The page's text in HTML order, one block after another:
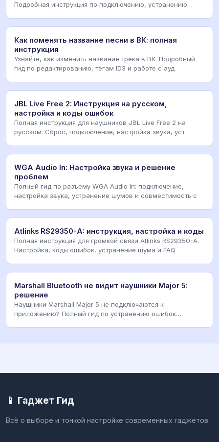
Подробная инструкция по подключению, устранению
Как поменять название песни в ВК: полная
инструкция
Узнайте, как изменить название трека в ВК. Подробный
гид по редактированию, тегам ID3 и работе с ауд
JBL Live Free 2: Инструкция на русском,
настройка и коды ошибок
Полная инструкция для наушников JBL Live Free 2 на
русском. Сброс, подключение, настройка звука, уст
WGA Audio In: Настройка звука и решение
проблем
Полный гид по разъему WGA Audio In: подключение,
настройка звука, устранение шумов и совместимость с
Atlinks RS29350-A: инструкция, настройка и коды
Полная инструкция для громкой связи Atlinks RS29350-A.
Настройка, коды ошибок, устранение шума и FAQ
Marshall Bluetooth не видит наушники Major 5:
решение
Наушники Marshall Major 5 не подключаются к
приложению? Полный гид по устранению ошибок
📱 Гаджет Гид
Всё о выборе и тонкой настройке современных гаджетов